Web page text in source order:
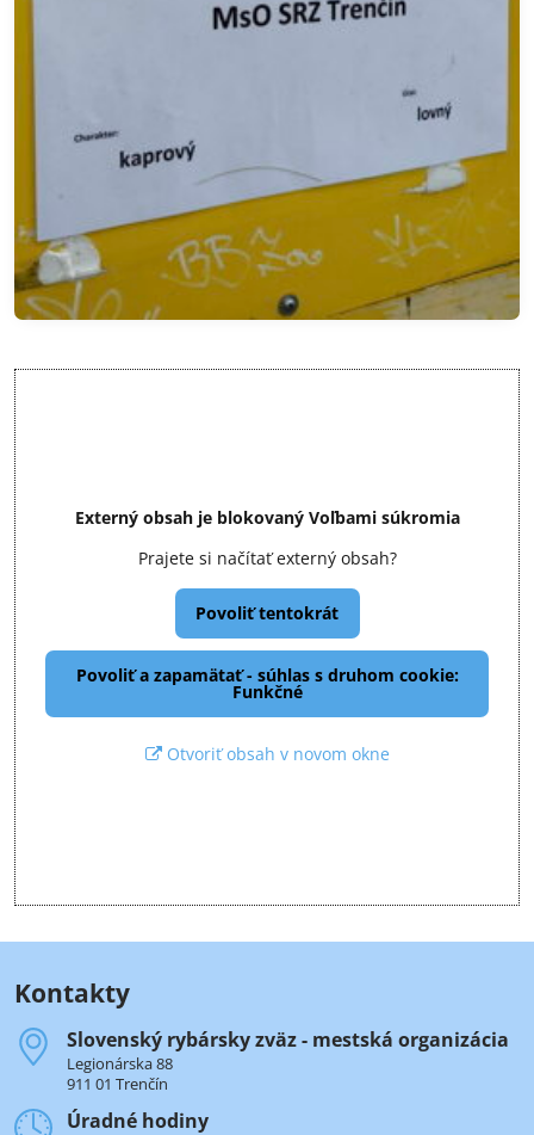
Externý obsah je blokovaný Voľbami súkromia
Prajete si načítať externý obsah?
Povoliť tentokrát
Povoliť a zapamätať - súhlas s druhom cookie:
Funkčné
Otvoriť obsah v novom okne
Kontakty
Slovenský rybársky zväz - mestská organizácia
Legionárska 88
911 01 Trenčín
Úradné hodiny